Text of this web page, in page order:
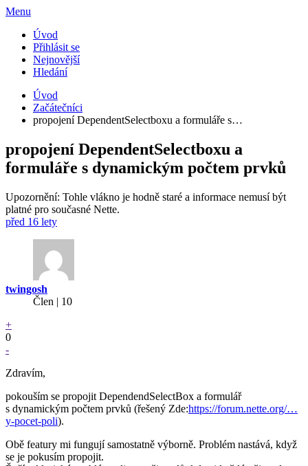
Menu
Úvod
Přihlásit se
Nejnovější
Hledání
Úvod
Začátečníci
propojení DependentSelectboxu a formuláře s…
propojení DependentSelectboxu a
formuláře s dynamickým počtem prvků
Upozornění: Tohle vlákno je hodně staré a informace nemusí být
platné pro současné Nette.
před 16 lety
twingosh
Člen | 10
+
0
-
Zdravím,
pokouším se propojit DependendSelectBox a formulář
s dynamickým počtem prvků (řešený Zde:https://forum.nette.org/…
y-pocet-poli).
Obě featury mi fungují samostatně výborně. Problém nastává, když
se je pokusím propojit.